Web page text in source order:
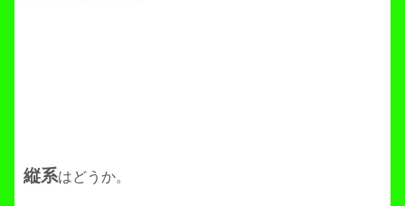
縦系はどうか。